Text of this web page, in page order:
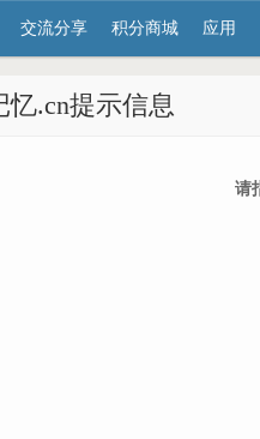
交流分享 积分商城 应用
忆.cn提示信息
请